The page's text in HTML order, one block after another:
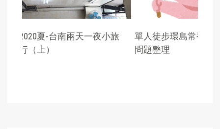
島常被問到的 環島補給如何準備？ 2018環